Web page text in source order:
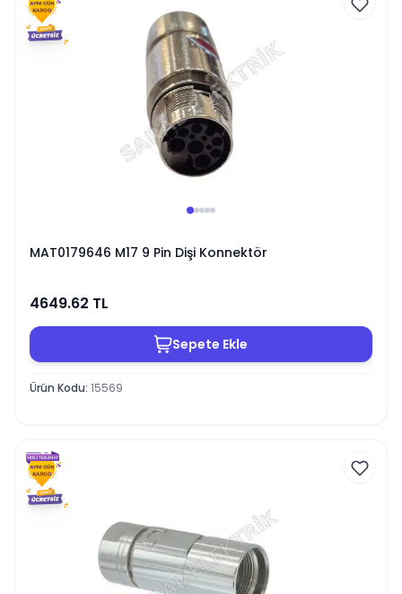
MAT0179646 M17 9 Pin Dişi Konnektör
4649.62 TL
Sepete Ekle
Ürün Kodu: 15569